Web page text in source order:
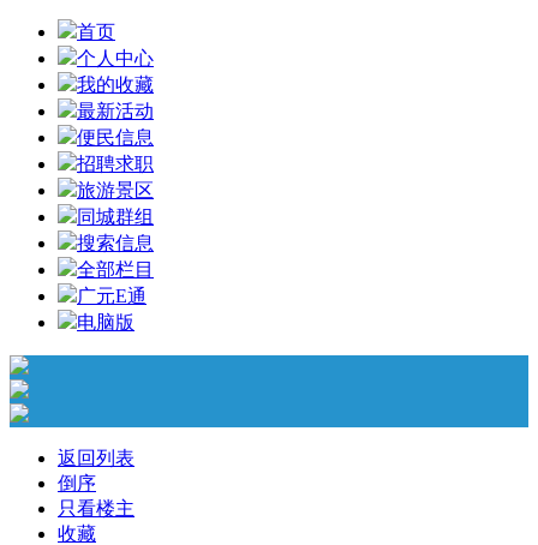
首页
个人中心
我的收藏
最新活动
便民信息
招聘求职
旅游景区
同城群组
搜索信息
全部栏目
广元E通
电脑版
返回列表
倒序
只看楼主
收藏